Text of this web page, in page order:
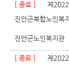
[ 종료 ]
제
진안군복합노인복
진안군노인복지관
[ 종료 ]
제